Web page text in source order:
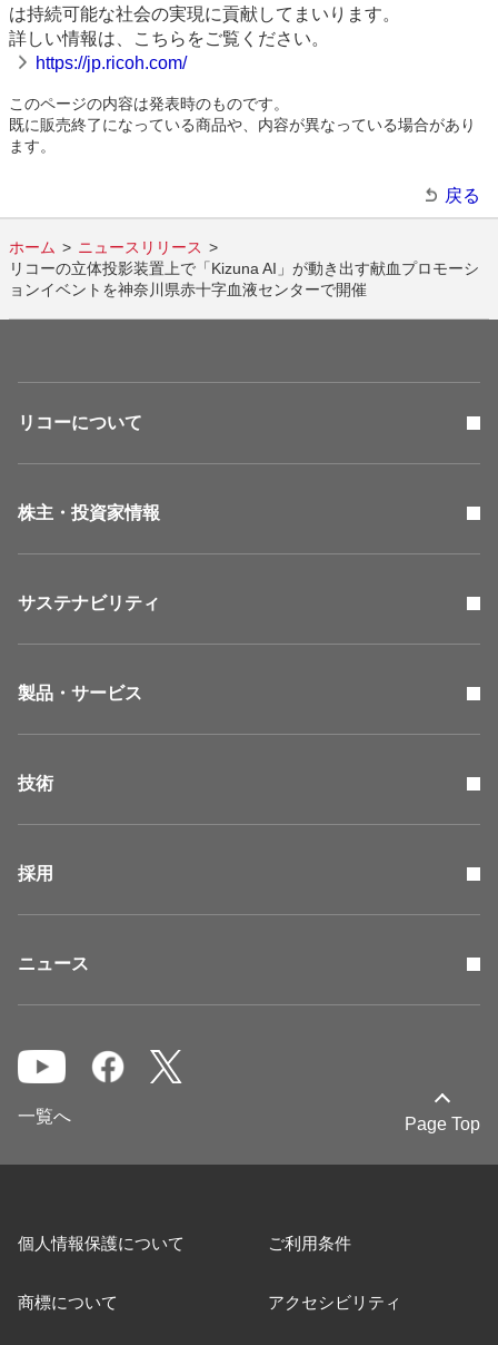
は持続可能な社会の実現に貢献してまいります。
詳しい情報は、こちらをご覧ください。
https://jp.ricoh.com/
このページの内容は発表時のものです。
既に販売終了になっている商品や、内容が異なっている場合があり
ます。
戻る
ホーム
ニュースリリース
リコーの立体投影装置上で「Kizuna AI」が動き出す献血プロモーシ
ョンイベントを神奈川県赤十字血液センターで開催
リコーについて
株主・投資家情報
サステナビリティ
製品・サービス
技術
採用
ニュース
Page Top
一覧へ
個人情報保護について ご利用条件
商標について アクセシビリティ